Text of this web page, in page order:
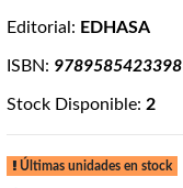
Editorial: EDHASA
ISBN: 9789585423398
Stock Disponible: 2
Últimas unidades en stock